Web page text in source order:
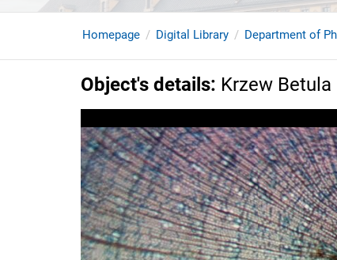
Homepage Digital Library Department of
Object's details: Krzew Betula